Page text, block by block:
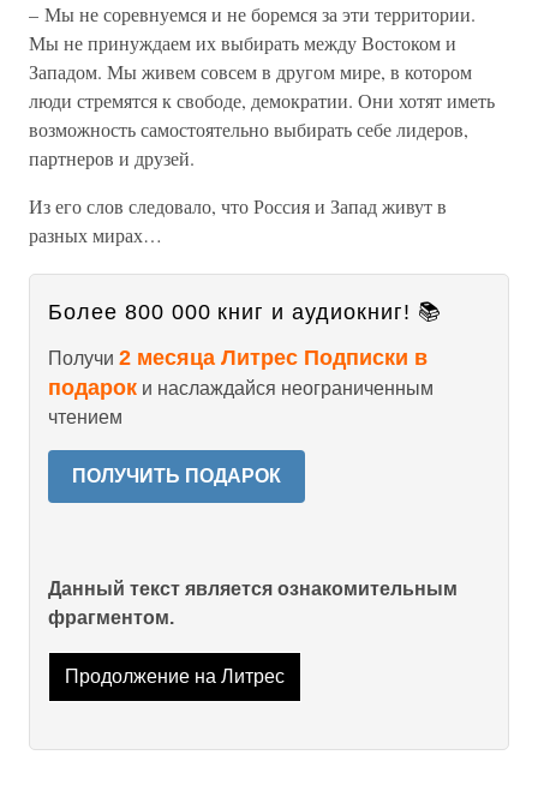
– Мы не соревнуемся и не боремся за эти территории.
Мы не принуждаем их выбирать между Востоком и
Западом. Мы живем совсем в другом мире, в котором
люди стремятся к свободе, демократии. Они хотят иметь
возможность самостоятельно выбирать себе лидеров,
партнеров и друзей.
Из его слов следовало, что Россия и Запад живут в
разных мирах…
Более 800 000 книг и аудиокниг! 📚
Получи 2 месяца Литрес Подписки в
подарок и наслаждайся неограниченным
чтением
ПОЛУЧИТЬ ПОДАРОК
Данный текст является ознакомительным
фрагментом.
Продолжение на Литрес